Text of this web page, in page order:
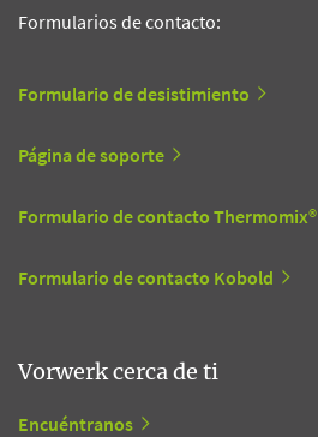
Formularios de contacto:
Formulario de desistimiento
Página de soporte
Formulario de contacto Thermomix®
Formulario de contacto Kobold
Vorwerk cerca de ti
Encuéntranos